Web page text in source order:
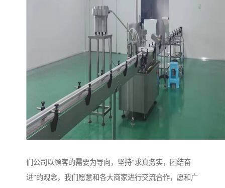
们公司以顾客的需要为导向，坚持“求真务实，团结奋
进”的观念，我们愿意和各大商家进行交流合作，愿和广